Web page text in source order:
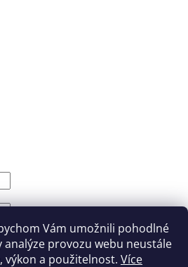
Vám umožnili pohodlné
provozu webu neustále
výkon a použitelnost. Více
heslo